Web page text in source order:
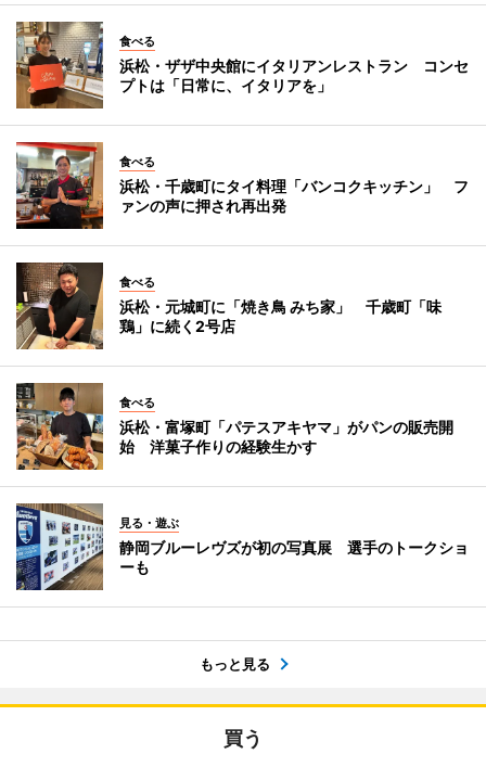
食べる
浜松・ザザ中央館にイタリアンレストラン コンセ
プトは「日常に、イタリアを」
食べる
浜松・千歳町にタイ料理「バンコクキッチン」 フ
ァンの声に押され再出発
食べる
浜松・元城町に「焼き鳥 みち家」 千歳町「味
鶏」に続く2号店
食べる
浜松・富塚町「パテスアキヤマ」がパンの販売開
始 洋菓子作りの経験生かす
見る・遊ぶ
静岡ブルーレヴズが初の写真展 選手のトークショ
ーも
もっと見る
買う